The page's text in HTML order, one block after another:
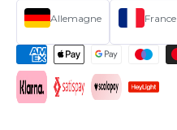
Allemagne France